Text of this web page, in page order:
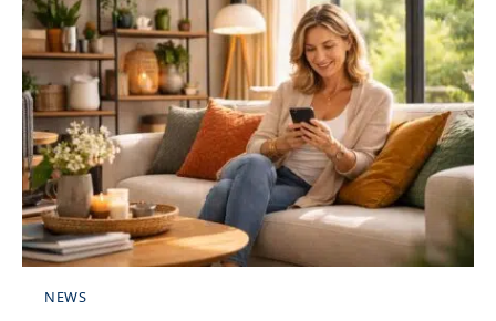
NEWS